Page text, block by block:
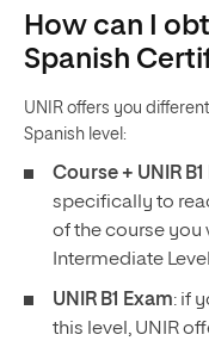
How can I
Spanish
UNIR offers you
Spanish level:
Course + UNIR B1
specifically to
of the course you
Intermediate
UNIR B1 Exam: if
this level, UNIR